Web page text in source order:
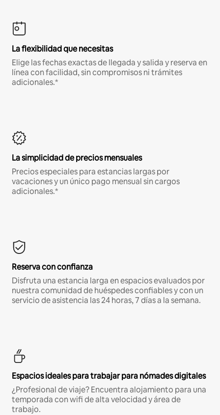
La flexibilidad que necesitas
Elige las fechas exactas de llegada y salida y reserva en
línea con facilidad, sin compromisos ni trámites
adicionales.*
La simplicidad de precios mensuales
Precios especiales para estancias largas por
vacaciones y un único pago mensual sin cargos
adicionales.*
Reserva con confianza
Disfruta una estancia larga en espacios evaluados por
nuestra comunidad de huéspedes confiables y con un
servicio de asistencia las 24 horas, 7 días a la semana.
Espacios ideales para trabajar para nómades digitales
¿Profesional de viaje? Encuentra alojamiento para una
temporada con wifi de alta velocidad y área de
trabajo.